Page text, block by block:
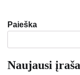
Paieška
Naujausi